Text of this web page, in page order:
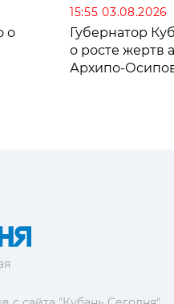
о
15:55 03.08.2026
Губернатор
о росте жертв
Архипо-